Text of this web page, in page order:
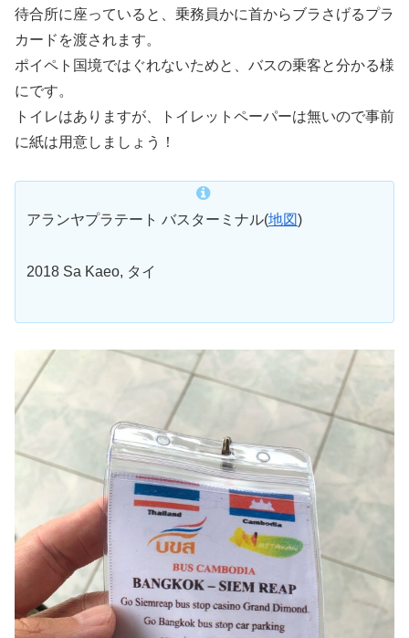
待合所に座っていると、乗務員かに首からブラさげるプラ
カードを渡されます。
ポイペト国境ではぐれないためと、バスの乗客と分かる様
にです。
トイレはありますが、トイレットペーパーは無いので事前
に紙は用意しましょう！
アランヤプラテート バスターミナル(地図 )
2018 Sa Kaeo, タイ